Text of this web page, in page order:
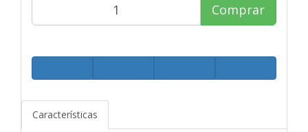
Comprar
Características